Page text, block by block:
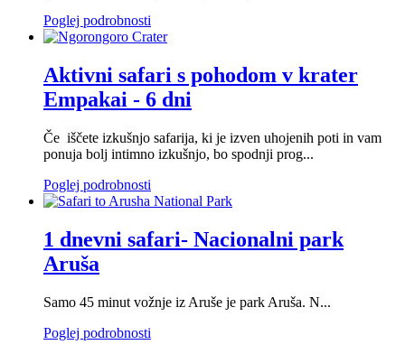
Poglej podrobnosti
Aktivni safari s pohodom v krater
Empakai - 6 dni
Če iščete izkušnjo safarija, ki je izven uhojenih poti in vam
ponuja bolj intimno izkušnjo, bo spodnji prog...
Poglej podrobnosti
1 dnevni safari- Nacionalni park
Aruša
Samo 45 minut vožnje iz Aruše je park Aruša. N...
Poglej podrobnosti